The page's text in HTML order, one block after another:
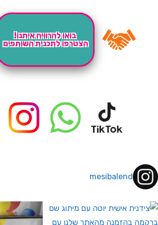
בואו להרוויח איתנו!
הצטרפו לתכנית השותפים
mesibalend
לחברי מועדון ומצטרפים חדשים🤍